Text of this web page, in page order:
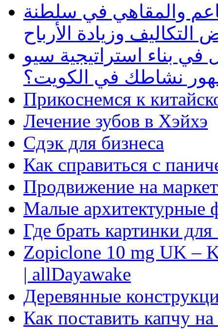
والمقاهي في سلطنة
وزيادة الأرباح
بناء استراتيجية سيو
نشاطك في الكويت؟
Прикоснемся к
Лечение зубов в Хэйхэ
Сдэк для бизнеса
Как справиться с
Продвижение на
Малые архитектурные
Где брать картинки
Zopiclone 10 mg UK –
| allDayawake
Деревянные
Как поставить капчу